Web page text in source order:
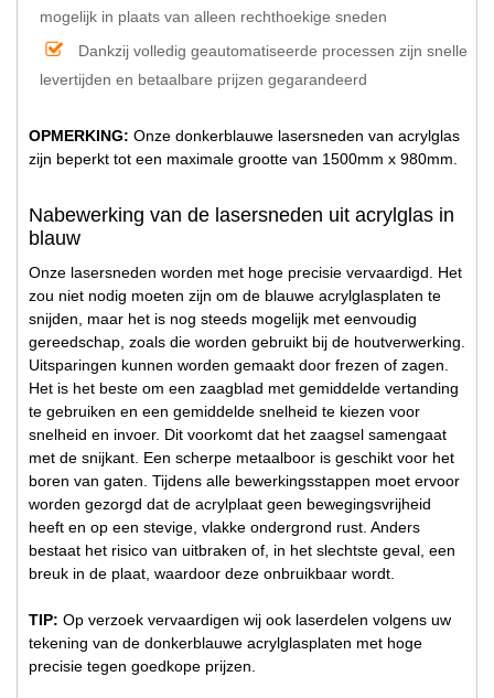
mogelijk in plaats van alleen rechthoekige sneden
Dankzij volledig geautomatiseerde processen zijn snelle
levertijden en betaalbare prijzen gegarandeerd
OPMERKING: Onze donkerblauwe lasersneden van acrylglas
zijn beperkt tot een maximale grootte van 1500mm x 980mm.
Nabewerking van de lasersneden uit acrylglas in
blauw
Onze lasersneden worden met hoge precisie vervaardigd. Het
zou niet nodig moeten zijn om de blauwe acrylglasplaten te
snijden, maar het is nog steeds mogelijk met eenvoudig
gereedschap, zoals die worden gebruikt bij de houtverwerking.
Uitsparingen kunnen worden gemaakt door frezen of zagen.
Het is het beste om een zaagblad met gemiddelde vertanding
te gebruiken en een gemiddelde snelheid te kiezen voor
snelheid en invoer. Dit voorkomt dat het zaagsel samengaat
met de snijkant. Een scherpe metaalboor is geschikt voor het
boren van gaten. Tijdens alle bewerkingsstappen moet ervoor
worden gezorgd dat de acrylplaat geen bewegingsvrijheid
heeft en op een stevige, vlakke ondergrond rust. Anders
bestaat het risico van uitbraken of, in het slechtste geval, een
breuk in de plaat, waardoor deze onbruikbaar wordt.
TIP: Op verzoek vervaardigen wij ook laserdelen volgens uw
tekening van de donkerblauwe acrylglasplaten met hoge
precisie tegen goedkope prijzen.